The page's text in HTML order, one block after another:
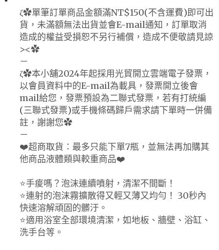
ζ✿單筆訂單商品金額滿NT$150(不含運費)即可出
貨，未滿額無法出貨並會E-mail通知，訂單取消
造成的權益受損恕不另行補償，造成不便敬請見諒
><✿
－
ζ✿本小舖2024年起採用光貿開立雲端電子發票，
以會員資料中的E-mail為載具，發票開立後會
mail給您，發票預設為二聯式發票，若有打統編
(三聯式發票)或手機條碼歸戶需求請下單時一併備
註，謝謝您✿
－
❤️超商取貨：最多只能下單7瓶，並無法再加購其
他商品液體類與較重商品❤️
⭐️手痠嗎？泡沫連續噴射，清潔不間斷！
⭐️連射的泡沫霧擴散得又輕又薄又均勻！ 30秒內
快速溶解頑固的髒汙。
⭐️適用浴室全部環境清潔，如地板、牆壁、浴缸、
洗手台等。